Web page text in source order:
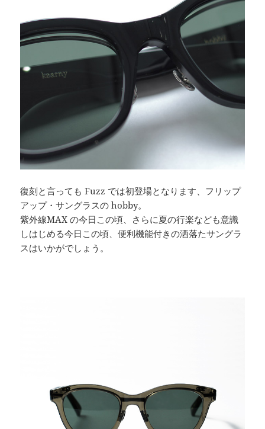
復刻と言っても Fuzz では初登場となります、フリップ
アップ・サングラスの hobby。
紫外線MAX の今日この頃、さらに夏の行楽なども意識
しはじめる今日この頃、便利機能付きの洒落たサングラ
スはいかがでしょう。